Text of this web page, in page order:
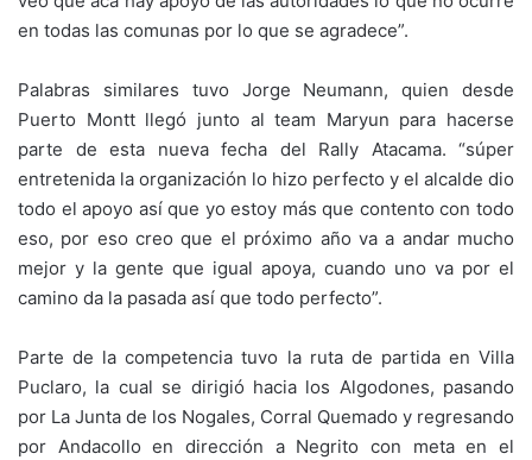
en todas las comunas por lo que se agradece”.
Palabras similares tuvo Jorge Neumann, quien desde
Puerto Montt llegó junto al team Maryun para hacerse
parte de esta nueva fecha del Rally Atacama. “súper
entretenida la organización lo hizo perfecto y el alcalde dio
todo el apoyo así que yo estoy más que contento con todo
eso, por eso creo que el próximo año va a andar mucho
mejor y la gente que igual apoya, cuando uno va por el
camino da la pasada así que todo perfecto”.
Parte de la competencia tuvo la ruta de partida en Villa
Puclaro, la cual se dirigió hacia los Algodones, pasando
por La Junta de los Nogales, Corral Quemado y regresando
por Andacollo en dirección a Negrito con meta en el